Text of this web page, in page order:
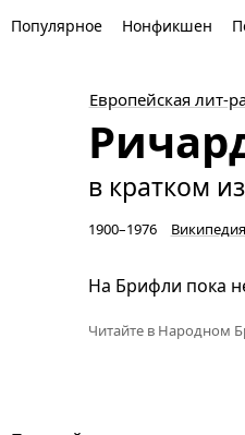
Популярное Нонфикшен
Европейская лит-
в кратком
1900–1976 Википедия
На Брифли пока
Читайте в Народном